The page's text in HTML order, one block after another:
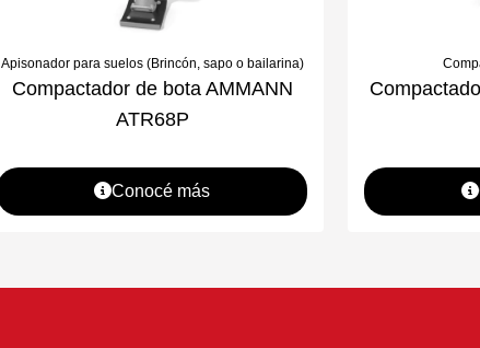
Apisonador para suelos (Brincón, sapo o bailarina)
Compactador de bota AMMANN
ATR68P
Conocé más